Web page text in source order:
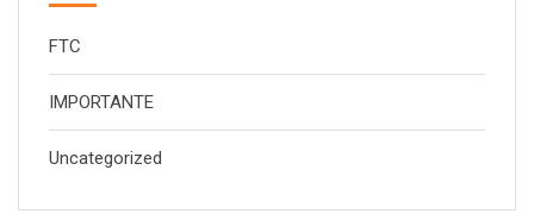
FTC
IMPORTANTE
Uncategorized